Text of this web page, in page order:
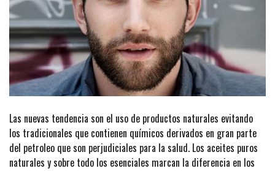
Las nuevas tendencia son el uso de productos naturales evitando
los tradicionales que contienen químicos derivados en gran parte
del petroleo que son perjudiciales para la salud. Los aceites puros
naturales y sobre todo los esenciales marcan la diferencia en los